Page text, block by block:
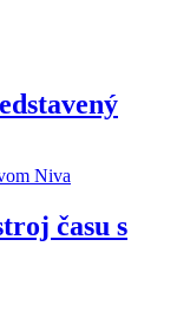
času s